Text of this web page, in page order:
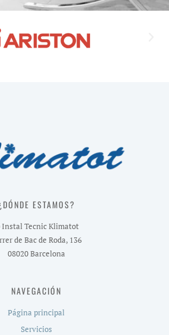
ESTAMOS?
Tecnic Klimatot
de Bac de Roda, 136
08020 Barcelona
NAVEGACIÓN
Página principal
Servicios